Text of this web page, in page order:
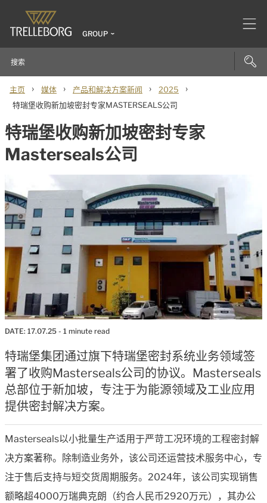
GROUP
主页 › 媒体 › 产品和解决方案新闻 › 2025 ›
特瑞堡收购新加坡密封专家MASTERSEALS公司
特瑞堡收购新加坡密封专家
Masterseals公司
DATE: 17.07.25 - 1 minute read
特瑞堡集团通过旗下特瑞堡密封系统业务领域签
署了收购Masterseals公司的协议。Masterseals
总部位于新加坡，专注于为能源领域及工业应用
提供密封解决方案。
Masterseals以小批量生产适用于严苛工况环境的工程密封解
决方案著称。除制造业务外，该公司还运营技术服务中心，专
注于售后支持与短交货周期服务。2024年，该公司实现销售
额略超4000万瑞典克朗（约合人民币2920万元），其办公